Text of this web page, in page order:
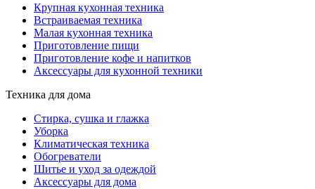
Крупная кухонная техника
Встраиваемая техника
Малая кухонная техника
Приготовление пищи
Приготовление кофе и напитков
Аксессуары для кухонной техники
Техника для дома
Стирка, сушка и глажка
Уборка
Климатическая техника
Обогреватели
Шитье и уход за одеждой
Аксессуары для дома